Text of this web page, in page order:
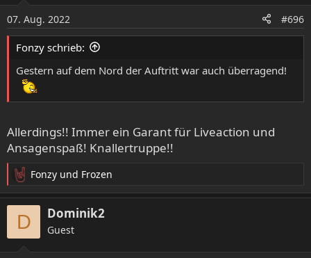
07. Aug. 2022 #696
Fonzy schrieb:
Gestern auf dem Nord der Auftritt war auch überragend!
Allerdings!! Immer ein Garant für Liveaction und
Ansagenspaß! Knallertruppe!!
R
e
a
Fonzy und Frozen
D Dominik2
Guest